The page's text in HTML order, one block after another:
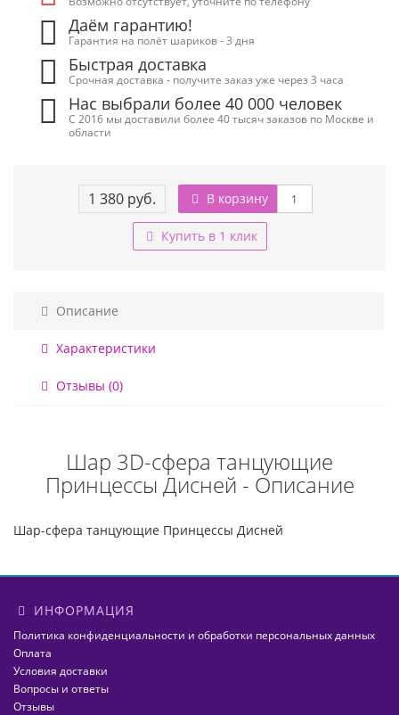
Даём гарантию!
Гарантия на полёт шариков - 3 дня
Быстрая доставка
Срочная доставка - получите заказ уже через 3 часа
Нас выбрали более 40 000 человек
С 2016 мы доставили более 40 тысяч заказов по Москве и
области
1 380 руб. В корзину
Купить в 1 клик
Описание
Характеристики
Отзывы (0)
Шар 3D-сфера танцующие
Принцессы Дисней - Описание
Шар-сфера танцующие Принцессы Дисней
ИНФОРМАЦИЯ
Политика конфиденциальности и обработки персональных данных
Оплата
Условия доставки
Вопросы и ответы
Отзывы